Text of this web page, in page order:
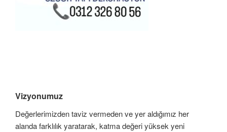
Vizyonumuz
Değerlerimizden taviz vermeden ve yer aldığımız her
alanda farklılık yaratarak, katma değeri yüksek yeni